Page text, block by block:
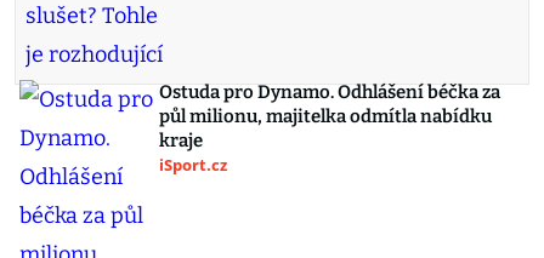
Ostuda pro Dynamo. Odhlášení béčka za
půl milionu, majitelka odmítla nabídku
kraje
iSport.cz